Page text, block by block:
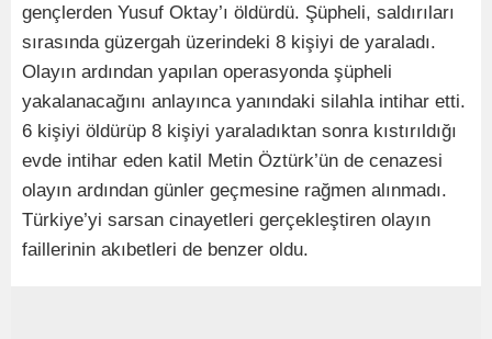
gençlerden Yusuf Oktay’ı öldürdü. Şüpheli, saldırıları
sırasında güzergah üzerindeki 8 kişiyi de yaraladı.
Olayın ardından yapılan operasyonda şüpheli
yakalanacağını anlayınca yanındaki silahla intihar etti.
6 kişiyi öldürüp 8 kişiyi yaraladıktan sonra kıstırıldığı
evde intihar eden katil Metin Öztürk’ün de cenazesi
olayın ardından günler geçmesine rağmen alınmadı.
Türkiye’yi sarsan cinayetleri gerçekleştiren olayın
faillerinin akıbetleri de benzer oldu.